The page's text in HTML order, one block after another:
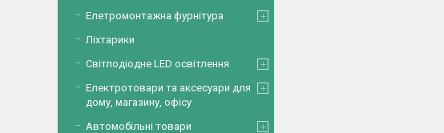
Елетромонтажна фурнітура
Ліхтарики
Світлодіодне LED освітлення
Електротовари та аксесуари для
дому, магазину, офісу
Автомобільні товари